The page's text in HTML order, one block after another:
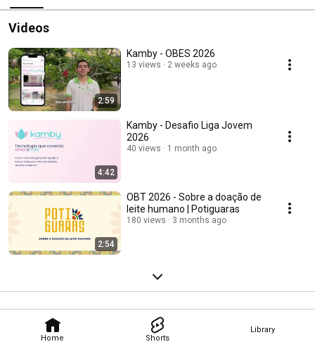
Home Shorts
Library
Videos
2:59
Kamby - OBES 2026
13 views 2 weeks ago
4:42
Kamby - Desafio Liga Jovem
2026
40 views 1 month ago
2:54
OBT 2026 - Sobre a doação de
leite humano | Potiguaras
180 views 3 months ago